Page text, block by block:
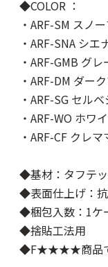
◆COLOR ：
・ARF-SM スノ
・ARF-SNA シエ
・ARF-GMB グ
・ARF-DM ダー
・ARF-SG セル
・ARF-WO ホワ
・ARF-CF クレ
◆基材：タフテ
◆表面仕上げ：
◆梱包入数：1ケ
◆捨貼工法用
◆F★★★★商品